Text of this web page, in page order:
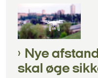
Nye
skal øge